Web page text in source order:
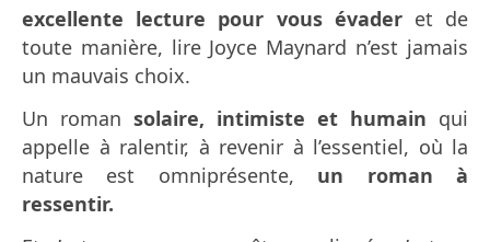
excellente lecture pour vous évaderet de
toute manière, lire Joyce Maynard n’est jamais
un mauvais choix.
Un roman solaire, intimiste et humain qui
appelle à ralentir, à revenir à l’essentiel, où la
nature est omniprésente, un roman à
ressentir.